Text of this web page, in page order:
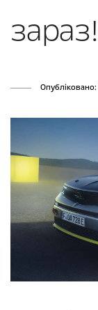
зараз!
Опубліковано: